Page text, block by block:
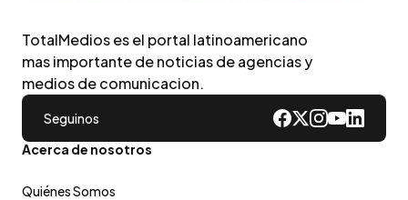
TotalMedios es el portal latinoamericano
mas importante de noticias de agencias y
medios de comunicacion.
Seguinos
Acerca de nosotros
Quiénes Somos